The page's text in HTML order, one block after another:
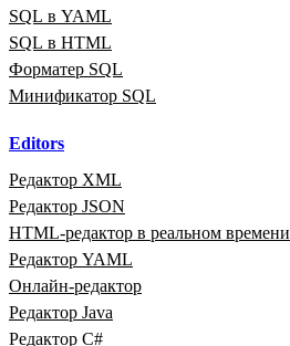
SQL в YAML
SQL в HTML
Форматер SQL
Минификатор SQL
Editors
Редактор XML
Редактор JSON
HTML‑редактор в реальном времени
Редактор YAML
Онлайн‑редактор
Редактор Java
Редактор C#